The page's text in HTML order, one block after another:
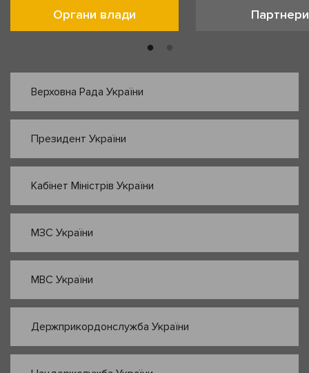
Органи влади Партнери
Верховна Рада України
Президент України
Кабінет Міністрів України
МЗС України
МВС України
Держприкордонслужба України